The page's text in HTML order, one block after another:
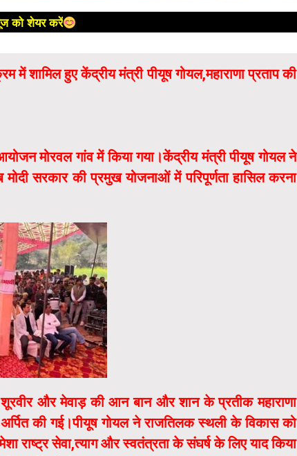
को शेयर करें
में शामिल हुए केंद्रीय मंत्री पीयूष गोयल,महाराणा प्रताप की
मोरवल गांव में किया गया।केंद्रीय मंत्री पीयूष गोयल ने
सरकार की प्रमुख योजनाओं में परिपूर्णता हासिल करना
शूरवीर और मेवाड़ की आन बान और शान के प्रतीक महाराणा
की गई।पीयूष गोयल ने राजतिलक स्थली के विकास को
राष्ट्र सेवा,त्याग और स्वतंत्रता के संघर्ष के लिए याद किया